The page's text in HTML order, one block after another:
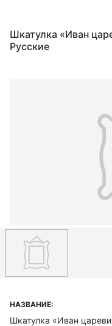
Шкатулка «Иван
Русские
НАЗВАНИЕ:
Шкатулка «Иван